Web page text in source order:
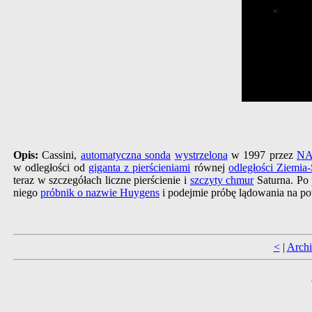
Opis:Cassini, automatyczna sonda wystrzelona w 1997 przez
w odległości od giganta z pierścieniami równejodległości Ziemia-
teraz w szczegółach liczne pierścienie i szczyty chmurSaturna.
niego próbnik o nazwie Huygensi podejmie próbę lądowania na
<|